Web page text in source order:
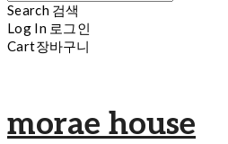
Search 검색
Log In 로그인
Cart장바구니
morae house